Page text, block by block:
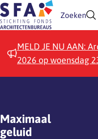
Doorgaan naar inhoud
Zoeken
MELD JE NU AAN:
2026 op woensdag
Maximaal
geluid